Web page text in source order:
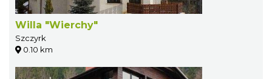
Willa "Wierchy"
Szczyrk
0.10 km